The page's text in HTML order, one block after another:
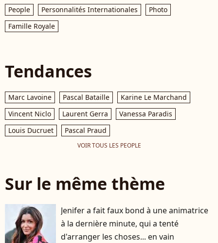
People Personnalités Internationales
Photo
Famille Royale
Tendances
Marc Lavoine Pascal Bataille
Karine Le Marchand
Vincent Niclo
Laurent Gerra
Vanessa Paradis
Louis Ducruet
Pascal Praud
VOIR TOUS LES PEOPLE
Sur le même thème
Jenifer a fait faux bond à une animatrice
à la dernière minute, qui a tenté
d'arranger les choses... en vain